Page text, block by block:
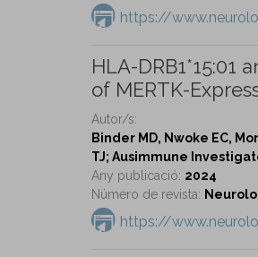
https://
HLA-
of MERTK-
Autor/s:
Binder MD, Nwoke EC,
TJ; Ausimmune
Any publicació: 2024
Número de revista:
https://